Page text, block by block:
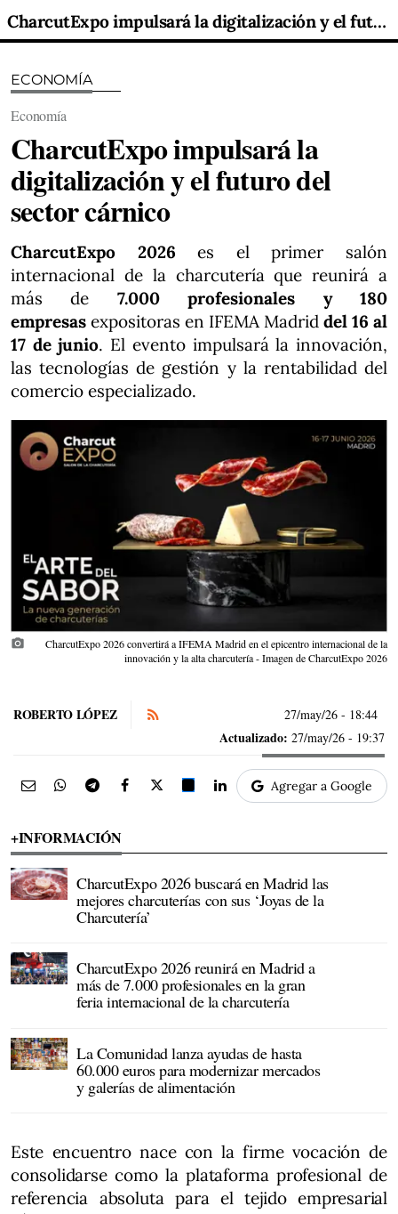
CharcutExpo impulsará la digitalización y el futuro del sector cárnico
ECONOMÍA
Economía
CharcutExpo impulsará la
digitalización y el futuro del
sector cárnico
CharcutExpo 2026es el primer salón
internacional de la charcutería que reunirá a
más de 7.000 profesionales y 180
empresas expositoras en IFEMA Madrid del 16 al
17 de junio. El evento impulsará la innovación,
las tecnologías de gestión y la rentabilidad del
comercio especializado.
photo_camera
CharcutExpo 2026 convertirá a IFEMA Madrid en el epicentro internacional de la
innovación y la alta charcutería - Imagen de CharcutExpo 2026
ROBERTO LÓPEZ 27/may/26 - 18:44
Actualizado: 27/may/26 - 19:37
Agregar a Google
+INFORMACIÓN
CharcutExpo 2026 buscará en Madrid las
mejores charcuterías con sus ‘Joyas de la
Charcutería’
CharcutExpo 2026 reunirá en Madrid a
más de 7.000 profesionales en la gran
feria internacional de la charcutería
La Comunidad lanza ayudas de hasta
60.000 euros para modernizar mercados
y galerías de alimentación
Este encuentro nace con la firme vocación de
consolidarse como la plataforma profesional de
referencia absoluta para el tejido empresarial